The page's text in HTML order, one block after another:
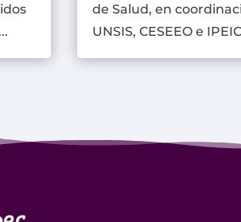
de Salud, en
UNSIS, CESEEO e